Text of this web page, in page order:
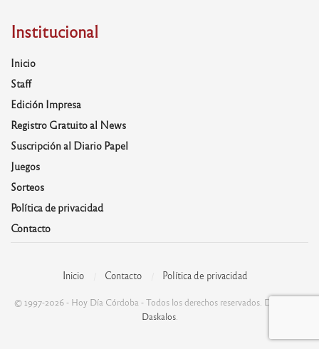
Institucional
Inicio
Staff
Edición Impresa
Registro Gratuito al News
Suscripción al Diario Papel
Juegos
Sorteos
Política de privacidad
Contacto
Inicio Contacto Política de privacidad
© 1997-2026 - Hoy Día Córdoba - Todos los derechos reservados. Desarrolla:
Daskalos.